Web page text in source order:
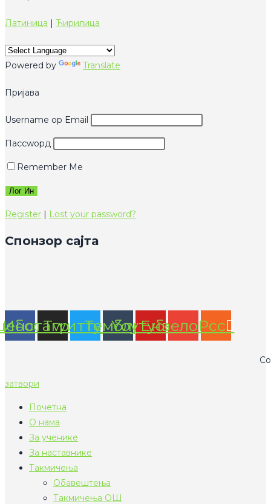
Латиница Ћирилица
Powered by Translate
Пријава
Username ор Email
Пассwорд
Remember Me
Register Lost your password?
Спонзор сајта
Инстаграм
ТwиттерТумблр
Yоутубе
Енвелопе
Рсс
затвори
Почетна
О нама
За ученике
За наставнике
Такмичења
Обавештења
Такмичења ОШ